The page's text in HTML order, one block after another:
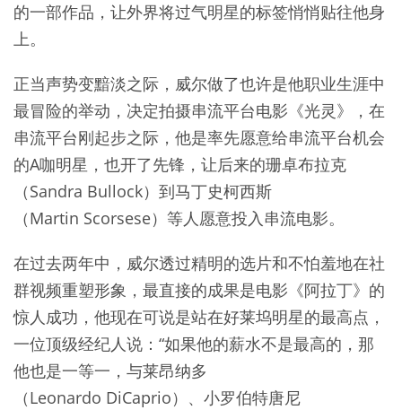
的一部作品，让外界将过气明星的标签悄悄贴往他身
上。
正当声势变黯淡之际，威尔做了也许是他职业生涯中
最冒险的举动，决定拍摄串流平台电影《光灵》，在
串流平台刚起步之际，他是率先愿意给串流平台机会
的A咖明星，也开了先锋，让后来的珊卓布拉克
（Sandra Bullock）到马丁史柯西斯
（Martin Scorsese）等人愿意投入串流电影。
在过去两年中，威尔透过精明的选片和不怕羞地在社
群视频重塑形象，最直接的成果是电影《阿拉丁》的
惊人成功，他现在可说是站在好莱坞明星的最高点，
一位顶级经纪人说：“如果他的薪水不是最高的，那
他也是一等一，与莱昂纳多
（Leonardo DiCaprio）、小罗伯特唐尼